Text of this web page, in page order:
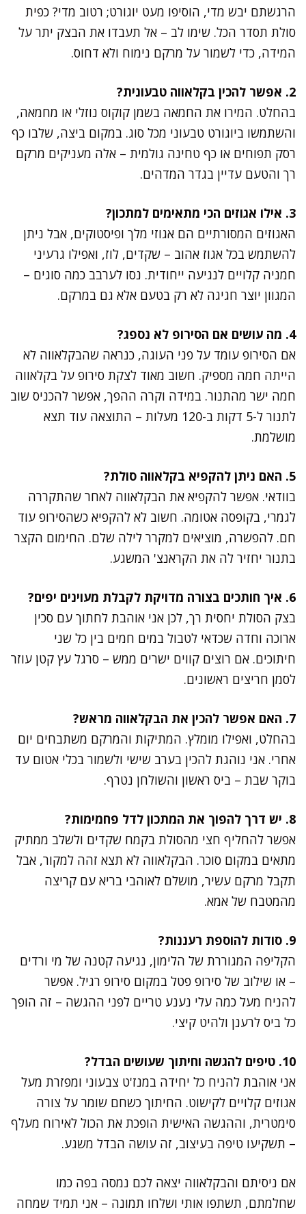
הרגשתם יבש מדי, הוסיפו מעט יוגורט; רטוב מדי? כפית
סולת תסדר הכל. שימו לב – אל תעבדו את הבצק יתר על
המידה, כדי לשמור על מרקם נימוח ולא דחוס.
2. אפשר להכין בקלאווה טבעונית?
בהחלט. המירו את החמאה בשמן קוקוס נוזלי או מחמאה,
והשתמשו ביוגורט טבעוני מכל סוג. במקום ביצה, שלבו כף
רסק תפוחים או כף טחינה גולמית – אלה מעניקים מרקם
רך והטעם עדיין בגדר המדהים.
3. אילו אגוזים הכי מתאימים למתכון?
האגוזים המסורתיים הם אגוזי מלך ופיסטוקים, אבל ניתן
להשתמש בכל אגוז אהוב – שקדים, לוז, ואפילו גרעיני
חמניה קלויים לנגיעה ייחודית. נסו לערבב כמה סוגים –
המגוון יוצר חגיגה לא רק בטעם אלא גם במרקם.
4. מה עושים אם הסירופ לא נספג?
אם הסירופ עומד על פני העוגה, כנראה שהבקלאווה לא
הייתה חמה מספיק. חשוב מאוד לצקת סירופ על בקלאווה
חמה ישר מהתנור. במידה וקרה ההפך, אפשר להכניס שוב
לתנור ל-5 דקות ב-120 מעלות – התוצאה עוד תצא
מושלמת.
5. האם ניתן להקפיא בקלאווה סולת?
בוודאי. אפשר להקפיא את הבקלאווה לאחר שהתקררה
לגמרי, בקופסה אטומה. חשוב לא להקפיא כשהסירופ עוד
חם. להפשרה, מוציאים למקרר לילה שלם. החימום הקצר
בתנור יחזיר לה את הקראנצ' המשגע.
6. איך חותכים בצורה מדויקת לקבלת מעוינים יפים?
בצק הסולת יחסית רך, לכן אני אוהבת לחתוך עם סכין
ארוכה וחדה שכדאי לטבול במים חמים בין כל שני
חיתוכים. אם רוצים קווים ישרים ממש – סרגל עץ קטן עוזר
לסמן חריצים ראשונים.
7. האם אפשר להכין את הבקלאווה מראש?
בהחלט, ואפילו מומלץ. המתיקות והמרקם משתבחים יום
אחרי. אני נוהגת להכין בערב שישי ולשמור בכלי אטום עד
בוקר שבת – ביס ראשון והשולחן נטרף.
8. יש דרך להפוך את המתכון לדל פחמימות?
אפשר להחליף חצי מהסולת בקמח שקדים ולשלב ממתיק
מתאים במקום סוכר. הבקלאווה לא תצא זהה למקור, אבל
תקבל מרקם עשיר, מושלם לאוהבי בריא עם קריצה
מהמטבח של אמא.
9. סודות להוספת רעננות?
הקליפה המגוררת של הלימון, נגיעה קטנה של מי ורדים
– או שילוב של סירופ פטל במקום סירופ רגיל. אפשר
להניח מעל כמה עלי נענע טריים לפני ההגשה – זה הופך
כל ביס לרענן ולהיט קיצי.
10. טיפים להגשה וחיתוך שעושים הבדל?
אני אוהבת להניח כל יחידה במנז'ט צבעוני ומפזרת מעל
אגוזים קלויים לקישוט. החיתוך כשחם שומר על צורה
סימטרית, וההגשה האישית הופכת את הכול לאירוח מעלף
– תשקיעו טיפה בעיצוב, זה עושה הבדל משגע.
אם ניסיתם והבקלאווה יצאה לכם נמסה בפה כמו
שחלמתם, תשתפו אותי ושלחו תמונה – אני תמיד שמחה